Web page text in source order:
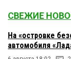
СВЕЖИЕ
На «островке
автомобиля